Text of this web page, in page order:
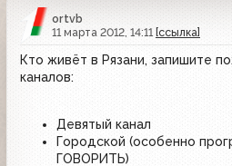
ortvb
11 марта 2012, 14:11 [ссылка]
Кто живёт в Рязани, запишите
каналов:
Девятый канал
Городской (особенно
ГОВОРИТЬ)